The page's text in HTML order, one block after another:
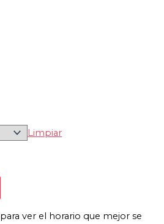
Limpiar
para ver el horario que mejor se